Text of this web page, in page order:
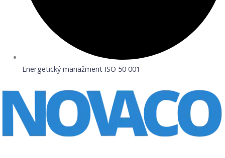
Energetický manažment ISO 50 001